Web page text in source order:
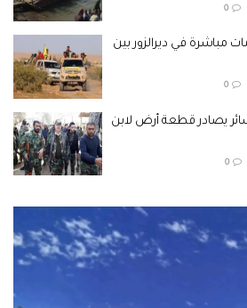
مباشرة في ديرالزور بين
يصادر قطعة أرض لابن